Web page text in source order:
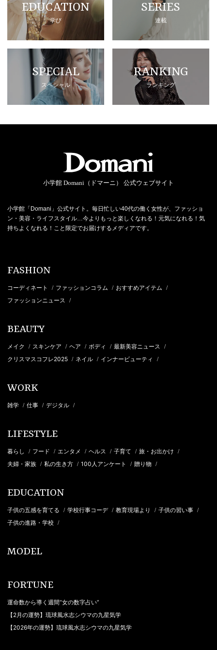
EDUCATION
学び
SERIES
連載
SPECIAL
スペシャル
RANKING
ランキング
小学館 Domani（ドマーニ） 公式ウェブサイト
小学館「Domani」公式サイト。毎日忙しい40代の働く女性が、ファッショ
ン・美容・ライフスタイル…今よりもっと楽しくなれる！元気になれる！気
持ちよくなれる！こと限定でお届けするメディアです。
FASHION
コーディネート / ファッションコラム / おすすめアイテム /
ファッションニュース /
BEAUTY
メイク / スキンケア / ヘア / ボディ / 最新美容ニュース /
クリスマスコフレ2025 / ネイル / インナービューティ /
WORK
雑学 / 仕事 / デジタル /
LIFESTYLE
暮らし / フード / エンタメ / ヘルス / 子育て / 旅・お出かけ /
夫婦・家族 / 私の生き方 / 100人アンケート / 贈り物 /
EDUCATION
子供の五感を育てる / 学校行事コーデ / 教育現場より / 子供の習い事 /
子供の進路・学校 /
MODEL
FORTUNE
運命数から導く週間“女の数字占い”
【2月の運勢】琉球風水志シウマの九星気学
【2026年の運勢】琉球風水志シウマの九星気学